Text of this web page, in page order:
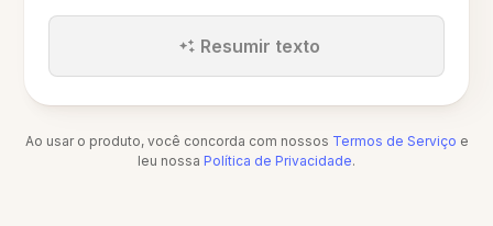
Resumir texto
Ao usar o produto, você concorda com nossos Termos de Serviço e
leu nossa Política de Privacidade.